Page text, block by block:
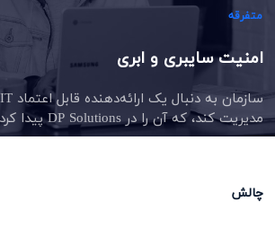
متفرقه
امنیت سایبری و ابری
مدیریت کند، که آن را در DP Solutions پیدا کرد.
چالش